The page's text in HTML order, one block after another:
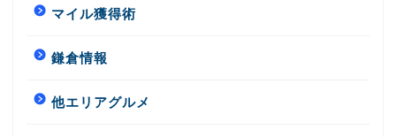
マイル獲得術
鎌倉情報
他エリアグルメ